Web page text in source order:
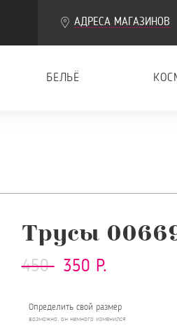
АДРЕСА МАГАЗИНОВ
БЕЛЬЁ
Трусы
450 350 Р.
Определить свой размер
возможно, он немного изменился